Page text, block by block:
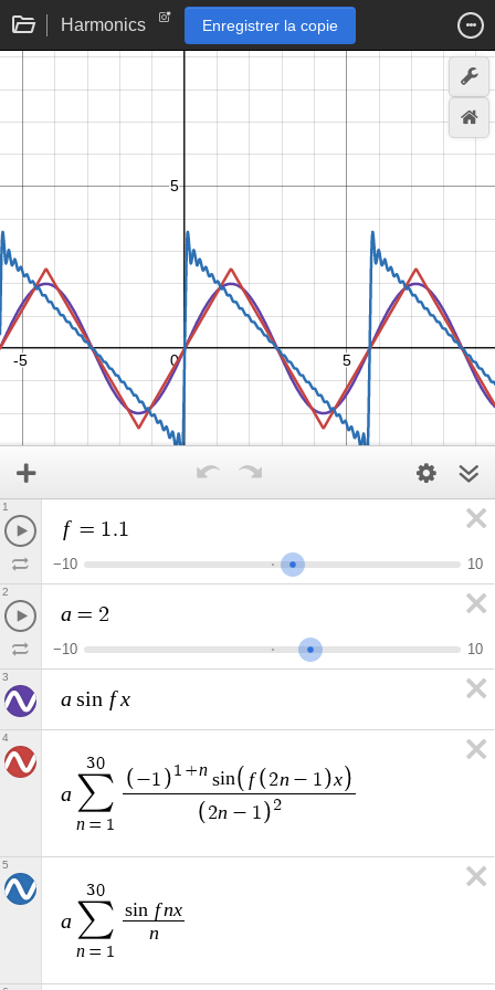
Harmonics Enregistrer la copie
f = 1.1
−10 10
1
a = 2
−10 10
2
a sin fx
3
a
30
∑
n = 1
−1 1 +n sin f 2n − 1 x
2n − 1 2
4
a
30
∑
n = 1
sin fnx
n
5